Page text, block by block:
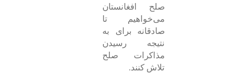
صلح افغانستان
می‌خواهیم تا
صادقانه برای به
نتیجه رسیدن
مذاکرات صلح
تلاش کنند.